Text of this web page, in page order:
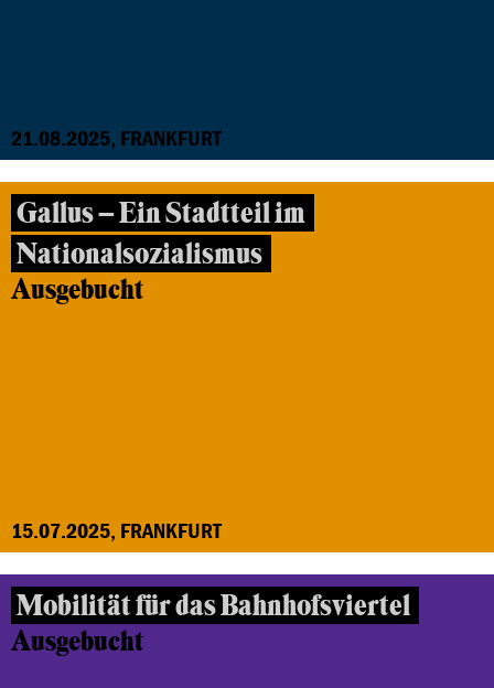
21.08.2025, FRANKFURT
Gallus – Ein Stadtteil im
Nationalsozialismus
Ausgebucht
15.07.2025, FRANKFURT
Mobilität für das Bahnhofsviertel
Ausgebucht